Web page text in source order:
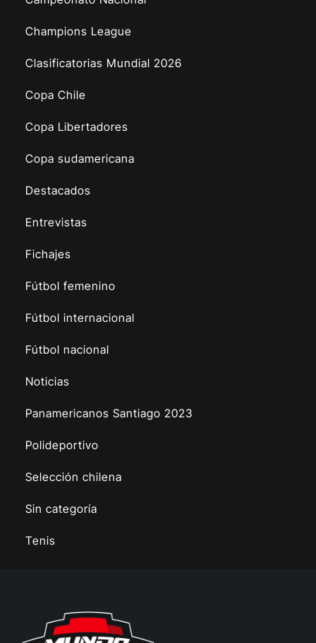
Champions League
Clasificatorias Mundial 2026
Copa Chile
Copa Libertadores
Copa sudamericana
Destacados
Entrevistas
Fichajes
Fútbol femenino
Fútbol internacional
Fútbol nacional
Noticias
Panamericanos Santiago 2023
Polideportivo
Selección chilena
Sin categoría
Tenis